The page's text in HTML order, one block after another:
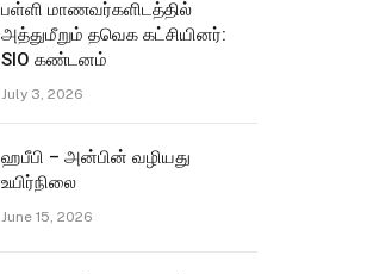
பள்ளி மாணவர்களிடத்தில்
அத்துமீறும் தவெக கட்சியினர்:
SIO கண்டனம்
July 3, 2026
ஹபீபி – அன்பின் வழியது
உயிர்நிலை
June 15, 2026